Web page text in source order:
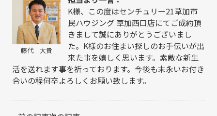
藤代 大貴
K様、この度はセンチュリー21草加市
民ハウジング 草加西口店にてご成約頂
きまして誠にありがとうございまし
た。K様のお住まい探しのお手伝いが出
来た事を嬉しく思います。素敵な新生
活を送れます事を祈っております。今後も末永いお付き
合いの程何卒よろしくお願い致します。